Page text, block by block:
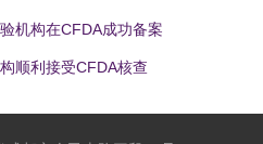
机构在CFDA成功备案
顺利接受CFDA核查